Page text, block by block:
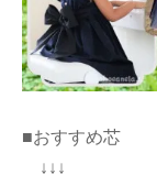
■おすすめ芯
↓↓↓